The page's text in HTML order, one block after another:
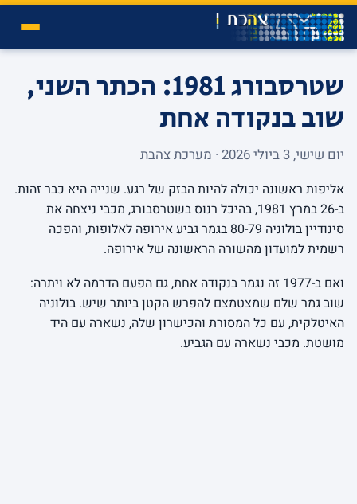
שטרסבורג 1981: הכתר השני,
שוב בנקודה אחת
יום שישי, 3 ביולי 2026 · מערכת צהבת
אליפות ראשונה יכולה להיות הבזק של רגע. שנייה היא כבר זהות.
ב-26 במרץ 1981, בהיכל רנוס בשטרסבורג, מכבי ניצחה את
סינודיין בולוניה 80-79 בגמר גביע אירופה לאלופות, והפכה
רשמית למועדון מהשורה הראשונה של אירופה.
ואם ב-1977 זה נגמר בנקודה אחת, גם הפעם הדרמה לא ויתרה:
שוב גמר שלם שמצטמצם להפרש הקטן ביותר שיש. בולוניה
האיטלקית, עם כל המסורת והכישרון שלה, נשארה עם היד
מושטת. מכבי נשארה עם הגביע.